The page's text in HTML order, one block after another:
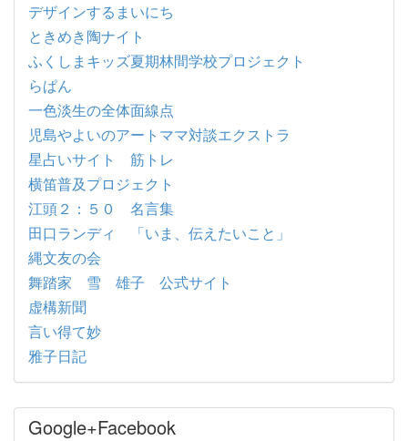
デザインするまいにち
ときめき陶ナイト
ふくしまキッズ夏期林間学校プロジェクト
らぱん
一色淡生の全体面線点
児島やよいのアートママ対談エクストラ
星占いサイト 筋トレ
横笛普及プロジェクト
江頭２：５０ 名言集
田口ランディ 「いま、伝えたいこと」
縄文友の会
舞踏家 雪 雄子 公式サイト
虚構新聞
言い得て妙
雅子日記
Google+Facebook